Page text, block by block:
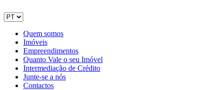
Quem somos
Imóveis
Empreendimentos
Quanto Vale o seu Imóvel
Intermediação de Crédito
Junte-se a nós
Contactos